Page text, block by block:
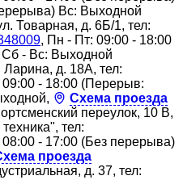
Вс: Выходной
Товарная, д. 6Б/1, тел:
, Пн - Пт: 09:00 - 18:00
- Вс: Выходной
Ларина, д. 18А, тел:
- 18:00 (Перерыв:
Схема проезда
переулок, 10 В,
тел:
- 17:00 (Без перерыва)
проезда
д. 37, тел: